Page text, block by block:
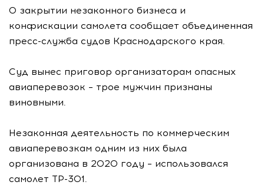
О закрытии незаконного бизнеса и
конфискации самолета сообщает объединенная
пресс-служба судов Краснодарского края.
Суд вынес приговор организаторам опасных
авиаперевозок – трое мужчин признаны
виновными.
Незаконная деятельность по коммерческим
авиаперевозкам одним из них была
организована в 2020 году – использовался
самолет ТР-301.